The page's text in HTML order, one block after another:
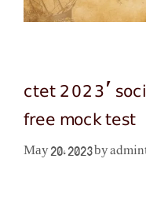
ctet 2023′
free mock test
May 20, 2023by